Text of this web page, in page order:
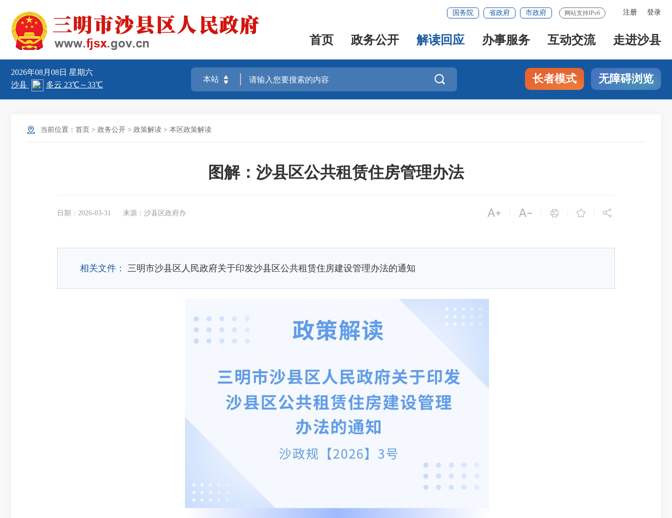
注册 登录
国务院 省政府 市政府 网站支持IPv6
首页 政务公开 解读回应 办事服务 互动交流 走进沙县
2026年08月08日 星期六
 长者模式 无障碍浏览
当前位置： 首页 > 政务公开 > 政策解读 > 本区政策解读
图解：沙县区公共租赁住房管理办法
日期：2026-03-31 来源：沙县区政府办     
相关文件： 三明市沙县区人民政府关于印发沙县区公共租赁住房建设管理办法的通知